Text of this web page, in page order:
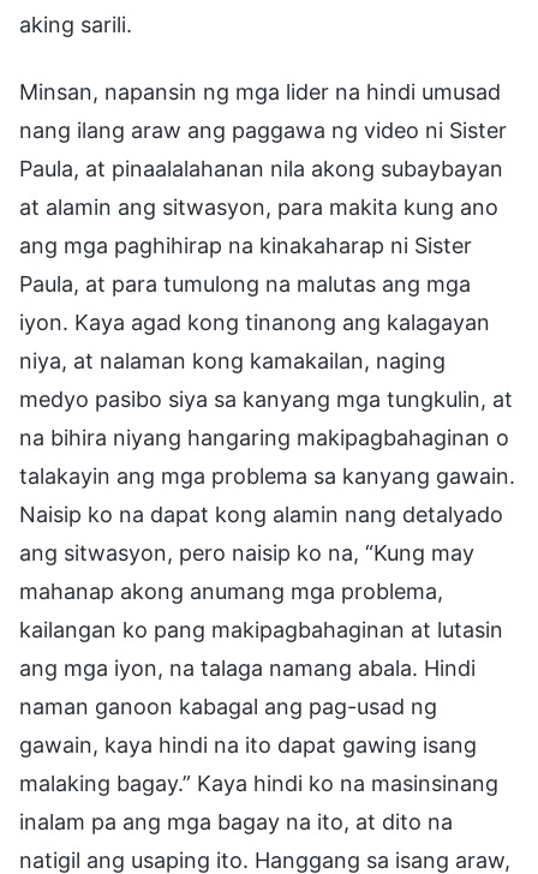
aking sarili.
Minsan, napansin ng mga lider na hindi umusad
nang ilang araw ang paggawa ng video ni Sister
Paula, at pinaalalahanan nila akong subaybayan
at alamin ang sitwasyon, para makita kung ano
ang mga paghihirap na kinakaharap ni Sister
Paula, at para tumulong na malutas ang mga
iyon. Kaya agad kong tinanong ang kalagayan
niya, at nalaman kong kamakailan, naging
medyo pasibo siya sa kanyang mga tungkulin, at
na bihira niyang hangaring makipagbahaginan o
talakayin ang mga problema sa kanyang gawain.
Naisip ko na dapat kong alamin nang detalyado
ang sitwasyon, pero naisip ko na, “Kung may
mahanap akong anumang mga problema,
kailangan ko pang makipagbahaginan at lutasin
ang mga iyon, na talaga namang abala. Hindi
naman ganoon kabagal ang pag-usad ng
gawain, kaya hindi na ito dapat gawing isang
malaking bagay.” Kaya hindi ko na masinsinang
inalam pa ang mga bagay na ito, at dito na
natigil ang usaping ito. Hanggang sa isang araw,